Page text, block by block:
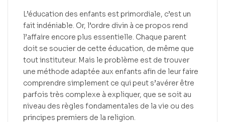
L’éducation des enfants est primordiale, c’est un
fait indéniable. Or, l’ordre divin à ce propos rend
l’affaire encore plus essentielle. Chaque parent
doit se soucier de cette éducation, de même que
tout instituteur. Mais le problème est de trouver
une méthode adaptée aux enfants afin de leur faire
comprendre simplement ce qui peut s’avérer être
parfois très complexe à expliquer, que se soit au
niveau des règles fondamentales de la vie ou des
principes premiers de la religion.